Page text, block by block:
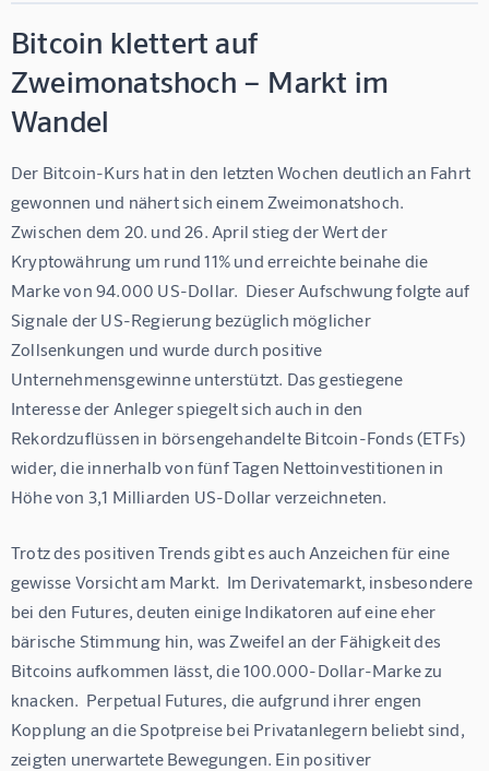
Bitcoin klettert auf
Zweimonatshoch – Markt im
Wandel
Der Bitcoin-Kurs hat in den letzten Wochen deutlich an Fahrt
gewonnen und nähert sich einem Zweimonatshoch.
Zwischen dem 20. und 26. April stieg der Wert der
Kryptowährung um rund 11% und erreichte beinahe die
Marke von 94.000 US-Dollar.  Dieser Aufschwung folgte auf
Signale der US-Regierung bezüglich möglicher
Zollsenkungen und wurde durch positive
Unternehmensgewinne unterstützt. Das gestiegene
Interesse der Anleger spiegelt sich auch in den
Rekordzuflüssen in börsengehandelte Bitcoin-Fonds (ETFs)
wider, die innerhalb von fünf Tagen Nettoinvestitionen in
Höhe von 3,1 Milliarden US-Dollar verzeichneten.
Trotz des positiven Trends gibt es auch Anzeichen für eine
gewisse Vorsicht am Markt.  Im Derivatemarkt, insbesondere
bei den Futures, deuten einige Indikatoren auf eine eher
bärische Stimmung hin, was Zweifel an der Fähigkeit des
Bitcoins aufkommen lässt, die 100.000-Dollar-Marke zu
knacken.  Perpetual Futures, die aufgrund ihrer engen
Kopplung an die Spotpreise bei Privatanlegern beliebt sind,
zeigten unerwartete Bewegungen. Ein positiver